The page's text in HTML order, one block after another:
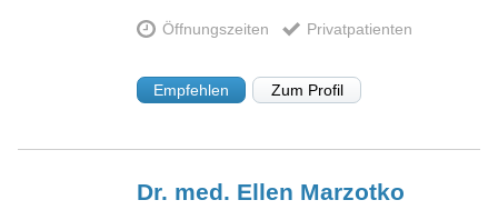
Öffnungszeiten Privatpatienten
Empfehlen Zum Profil
Dr. med. Ellen Marzotko